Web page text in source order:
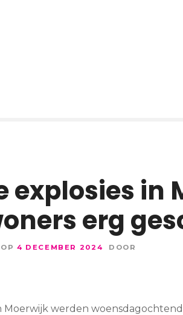
explosies in
erg
4 DECEMBER 2024 DOOR
Moerwijk werden